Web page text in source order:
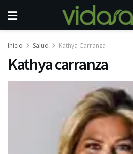
Inicio Salud Kathya Carranza
Kathya carranza